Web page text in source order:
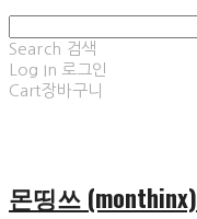
Search 검색
Log In 로그인
Cart장바구니
몬띵쓰 (monthinx)